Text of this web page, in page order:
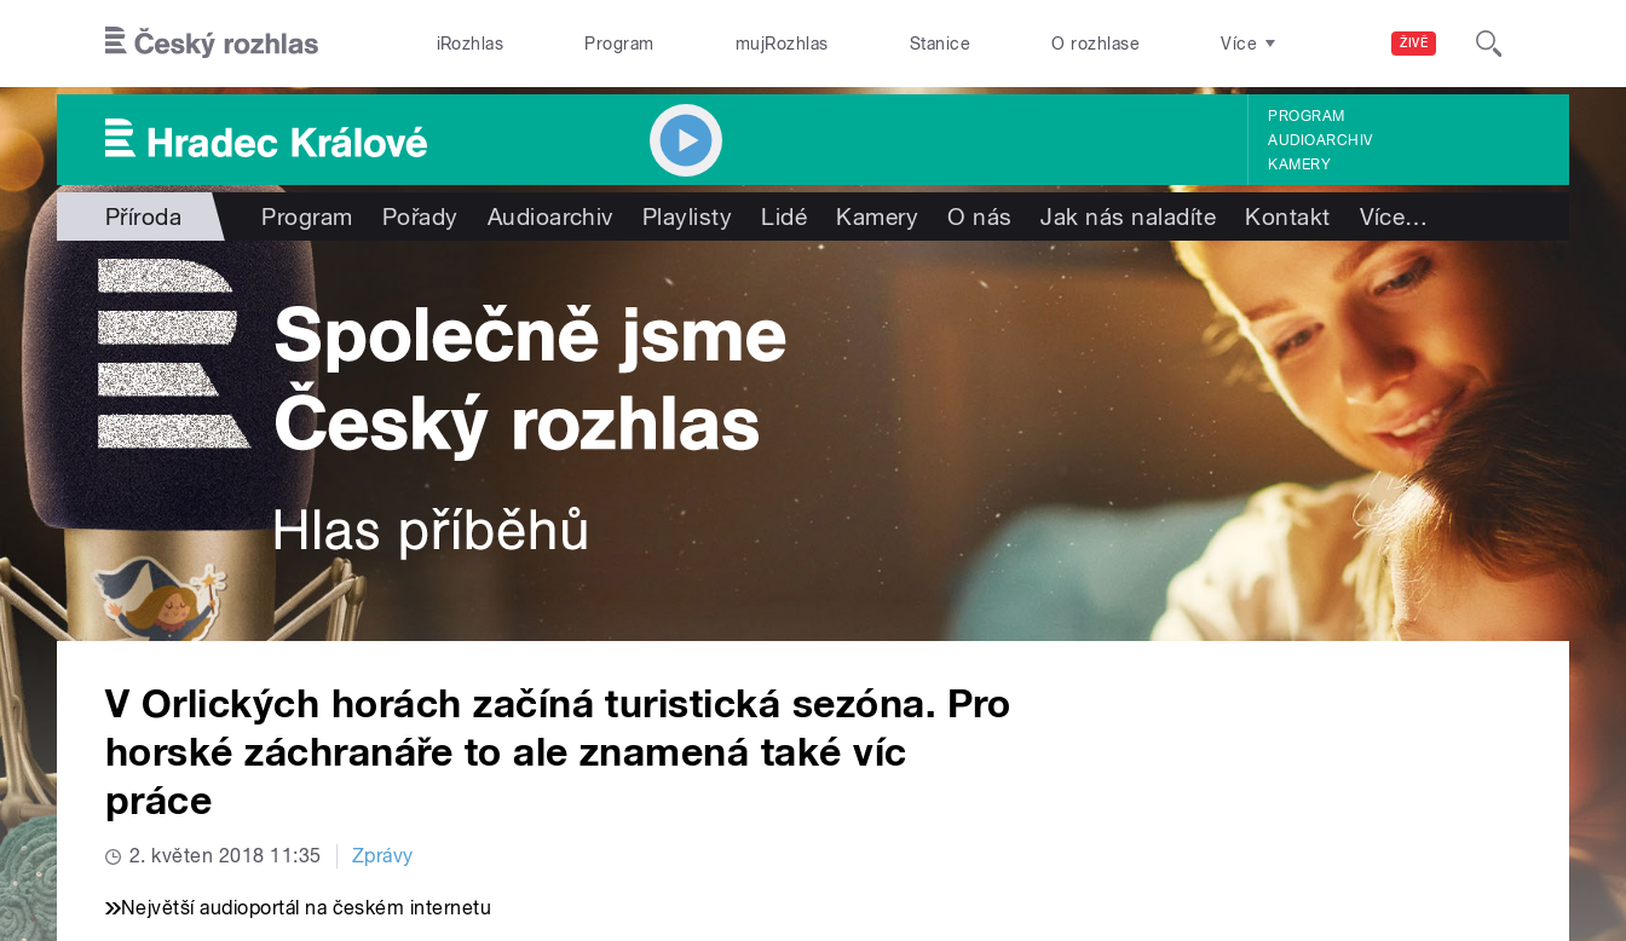
ŽIVĚ
iRozhlas Program mujRozhlas Stanice O rozhlase Více
PROGRAM
AUDIOARCHIV
KAMERY
Příroda Program Pořady Audioarchiv Playlisty Lidé Kamery O nás Jak nás naladíte Kontakt Více…
V Orlických horách začíná turistická sezóna. Pro
horské záchranáře to ale znamená také víc
práce
2. květen 2018 11:35 Zprávy
Největší audioportál na českém internetu